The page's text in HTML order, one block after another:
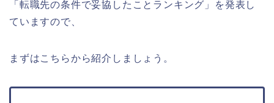
「転職先の条件で妥協したことランキング」を発表し
ていますので、
まずはこちらから紹介しましょう。